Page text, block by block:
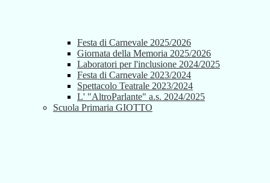
Festa di Carnevale 2025/2026
Giornata della Memoria 2025/2026
Laboratori per l'inclusione 2024/2025
Festa di Carnevale 2023/2024
Spettacolo Teatrale 2023/2024
L' "AltroParlante" a.s. 2024/2025
Scuola Primaria GIOTTO